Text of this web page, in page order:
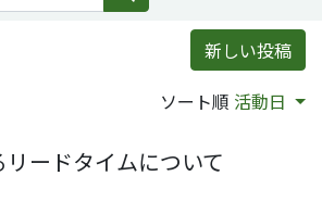
新しい投稿
ソート順 活動日
ードタイムについて